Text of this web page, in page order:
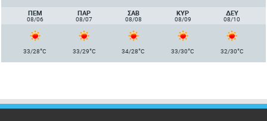
ΠΈΜ
08/06
ΠΑΡ
08/07
ΣΑΒ
08/08
ΚΥΡ
08/09
ΔΕΥ
08/10
33/28°C 33/29°C 34/28°C 33/30°C 32/30°C